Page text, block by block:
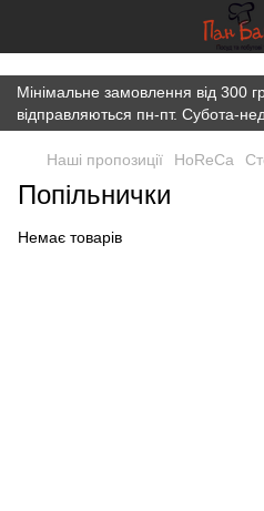
Мінімальне замовлення від 300
відправляються пн-пт. Субота-
Наші пропозиції HoReCa
Попільнички
Немає товарів